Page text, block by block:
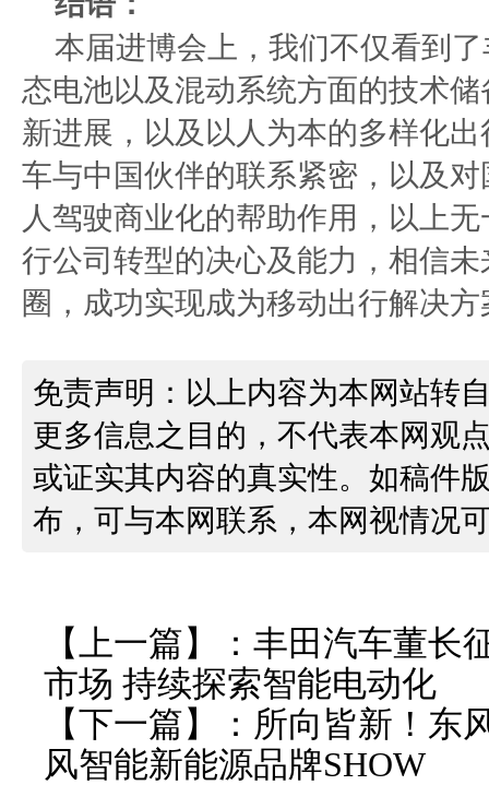
本届进博会上，我们不仅看到
态电池以及混动系统方面的技术
新进展，以及以人为本的多样化
车与中国伙伴的联系紧密，以及
人驾驶商业化的帮助作用，以上
行公司转型的决心及能力，相信
圈，成功实现成为移动出行解决
免责声明：以上内容为本网站转
更多信息之目的，不代表本网观
或证实其内容的真实性。如稿件
布，可与本网联系，本网视情况
【上一篇】： 丰田汽车董长
市场 持续探索智能电动化
【下一篇】： 所向皆新！东
风智能新能源品牌SHOW